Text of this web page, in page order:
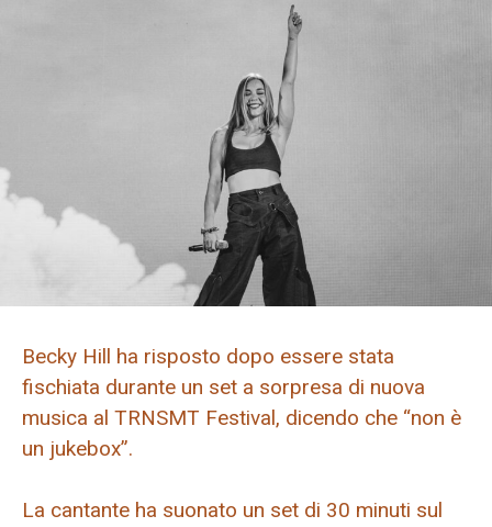
Becky Hill ha risposto dopo essere stata
fischiata durante un set a sorpresa di nuova
musica al TRNSMT Festival, dicendo che “non è
un jukebox”.
La cantante ha suonato un set di 30 minuti sul